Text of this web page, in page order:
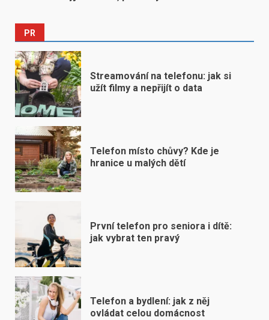
PR
Streamování na telefonu: jak si
užít filmy a nepřijít o data
Telefon místo chůvy? Kde je
hranice u malých dětí
První telefon pro seniora i dítě:
jak vybrat ten pravý
Telefon a bydlení: jak z něj
ovládat celou domácnost